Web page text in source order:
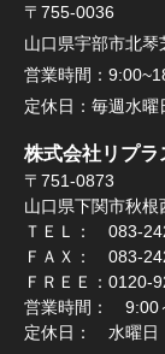
売却専用サ
不動産売却を
い！
売却サイトは
2026.07.21
☆東際波台オ
成！！
〒755-0036
山口県宇部市北
営業時間：
定休日： 毎週水曜
株式会社リプラ
〒751-0873
山口県下関市秋
ＴＥＬ： 083-
ＦＡＸ： 083-
ＦＲＥＥ：0120-
営業時間： 9:00
定休日： 水曜日